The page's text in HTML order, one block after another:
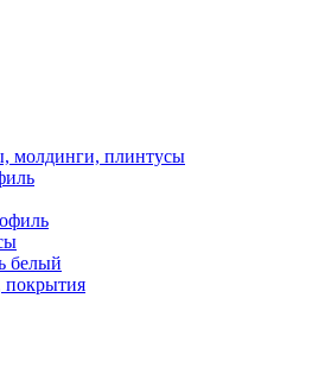
молдинги, плинтусы
белый
покрытия